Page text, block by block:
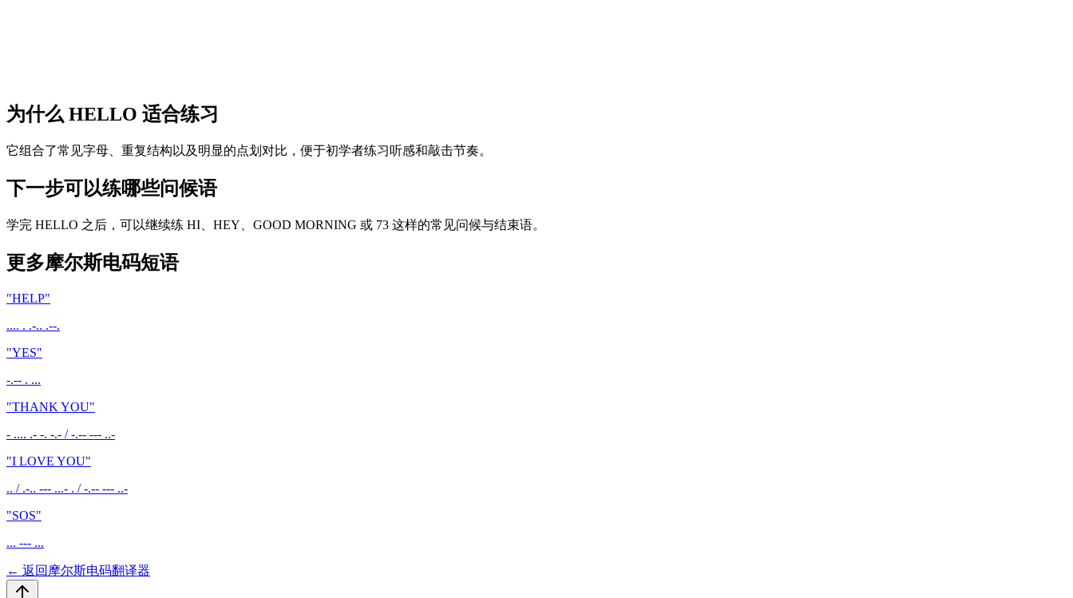
为什么 HELLO 适合练习
它组合了常见字母、重复结构以及明显的点划对比，便于初学者练习听感和敲击节奏。
下一步可以练哪些问候语
学完 HELLO 之后，可以继续练 HI、HEY、GOOD MORNING 或 73 这样的常见问候与结束语。
更多摩尔斯电码短语
"HELP"
.... . .-.. .--.
"YES"
-.-- . ...
"THANK YOU"
- .... .- -. -.- / -.-- --- ..-
"I LOVE YOU"
.. / .-.. --- ...- . / -.-- --- ..-
"SOS"
... --- ...
← 返回摩尔斯电码翻译器